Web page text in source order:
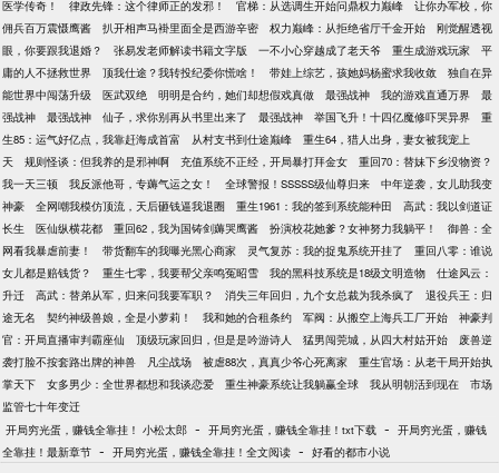
医学传奇！
律政先锋：这个律师正的发邪！ 官梯：从选调生开始问鼎权力巅峰
让你办军校，你
佣兵百万震慑鹰酱
扒开相声马褂里面全是西游辛密 权力巅峰：从拒绝省厅千金开始
刚觉醒透视
眼，你要跟我退婚？
张易发老师解读书籍文字版 一不小心穿越成了老天爷 重生成游戏玩家
平
庸的人不拯救世界
顶我仕途？我转投纪委你慌啥！ 带娃上综艺，孩她妈杨蜜求我收敛
独自在异
能世界中闯荡升级
医武双绝 明明是合约，她们却想假戏真做 最强战神 我的游戏直通万界
最
强战神
最强战神 仙子，求你别再从书里出来了 最强战神 举国飞升！十四亿魔修吓哭异界
重
生85：运气好亿点，我靠赶海成首富
从村支书到仕途巅峰
重生64，猎人出身，妻女被我宠上
天
规则怪谈：但我养的是邪神啊 充值系统不正经，开局暴打拜金女
重回70：替妹下乡没物资？
我一天三顿
我反派他哥，专薅气运之女！ 全球警报！SSSSS级仙尊归来
中年逆袭，女儿助我变
神豪
全网嘲我模仿顶流，天后砸钱逼我退圈 重生1961：我的签到系统能种田
高武：我以剑道证
长生
医仙纵横花都 重回62，我为国铸剑薅哭鹰酱 扮演校花她爹？女神努力我躺平！
御兽：全
网看我暴虐前妻！
带货翻车的我曝光黑心商家 灵气复苏：我的捉鬼系统开挂了
重回八零：谁说
女儿都是赔钱货？
重生七零，我要帮父亲鸣冤昭雪 我的黑科技系统是18级文明造物
仕途风云：
升迁
高武：替弟从军，归来问我要军职？ 消失三年回归，九个女总裁为我杀疯了
退役兵王：归
途无名
契约神级兽娘，全是小萝莉！ 我和她的合租条约 军阀：从搬空上海兵工厂开始
神豪判
官：开局直播审判霸座仙
顶级玩家回归，但是是吟游诗人 猛男闯莞城，从四大村姑开始
废兽逆
袭打脸不按套路出牌的神兽
凡尘战场 被虐88次，真真少爷心死离家
重生官场：从老干局开始执
掌天下
女多男少：全世界都想和我谈恋爱 重生神豪系统让我躺赢全球 我从明朝活到现在
市场
监管七十年变迁
开局穷光蛋，赚钱全靠挂！ 小松太郎 - 开局穷光蛋，赚钱全靠挂！txt下载 - 开局穷光蛋，赚钱
全靠挂！最新章节 - 开局穷光蛋，赚钱全靠挂！全文阅读 - 好看的都市小说